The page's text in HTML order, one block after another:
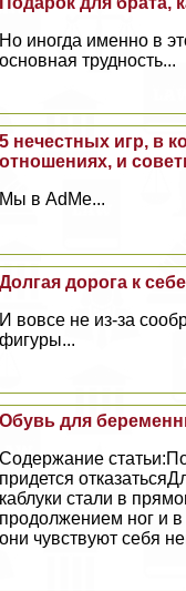
Но иногда именно в
основная трудность...
5 нечестных игр, в
отношениях, и
Мы в AdMe...
Долгая дорога к себе
И вовсе не из-за
фигуры...
Обувь для
Содержание
придется
каблуки стали в
продолжением ног и в
они чувствуют себя